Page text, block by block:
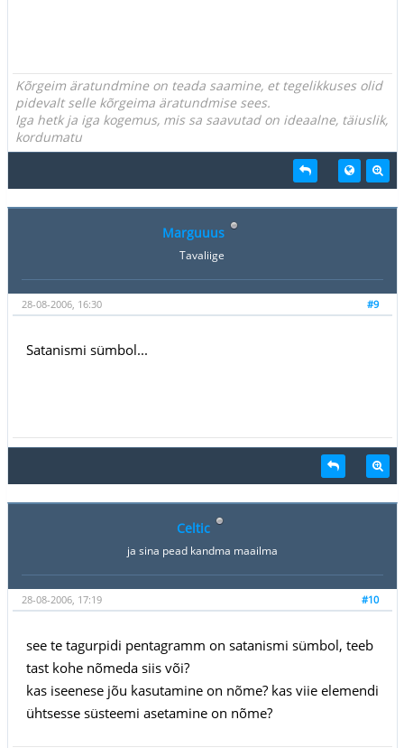
Kõrgeim äratundmine on teada saamine, et tegelikkuses olid
pidevalt selle kõrgeima äratundmise sees.
Iga hetk ja iga kogemus, mis sa saavutad on ideaalne, täiuslik,
kordumatu
Marguuus
Tavaliige
#9
28-08-2006, 16:30
Satanismi sümbol...
Celtic
ja sina pead kandma maailma
#10
28-08-2006, 17:19
see te tagurpidi pentagramm on satanismi sümbol, teeb
tast kohe nõmeda siis või?
kas iseenese jõu kasutamine on nõme? kas viie elemendi
ühtsesse süsteemi asetamine on nõme?